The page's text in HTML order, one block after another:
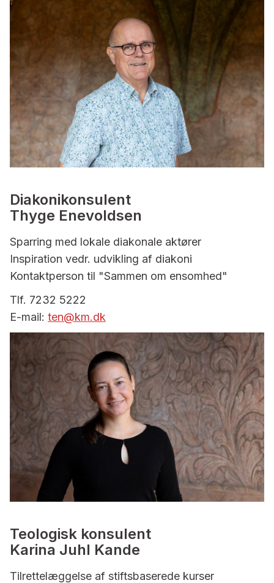
Diakonikonsulent
Thyge Enevoldsen
Sparring med lokale diakonale aktører
Inspiration vedr. udvikling af diakoni
Kontaktperson til "Sammen om ensomhed"
Tlf. 7232 5222
E-mail: ten@km.dk
Teologisk konsulent
Karina Juhl Kande
Tilrettelæggelse af stiftsbaserede kurser